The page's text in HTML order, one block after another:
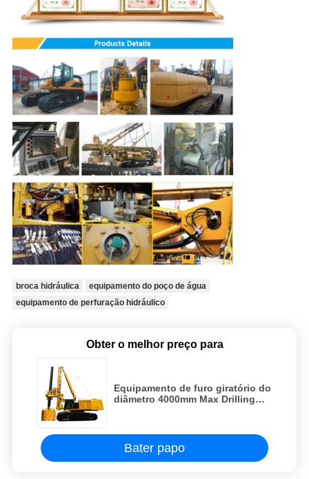
broca hidráulica
equipamento do poço de água
equipamento de perfuração hidráulico
Obter o melhor preço para
Equipamento de furo giratório do
diâmetro 4000mm Max Drilling
o trabalho
Bater papo